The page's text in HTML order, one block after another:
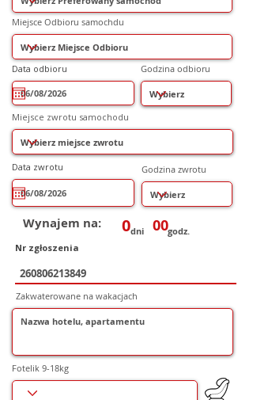
Miejsce Odbioru samochdu
Data odbioru
q
i
r
e
d
Godzina odbioru
Miejsce zwrotu samochodu
Data zwrotu
q
r
e
d
Godzina zwrotu
Wynajem na: 0dni 00godz.
Nr zgłoszenia
Zakwaterowane na wakacjach
Fotelik 9-18kg